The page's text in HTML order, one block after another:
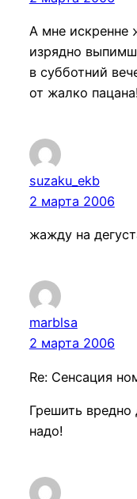
А мне искренне
изрядно
в субботний
от жалко
suzaku_ekb
2 марта 2006
жажду на
marblsa
2 марта 2006
Re: Сенсация
Грешить вредно
надо!